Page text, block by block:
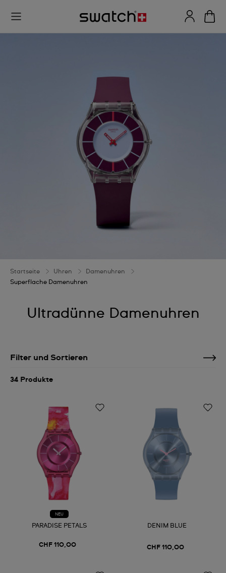
Startseite Uhren
Damenuhren
Superflache Damenuhren
Ultradünne Damenuhren
Filter und Sortieren
34 Produkte
NEU
PARADISE PETALS
CHF 110,00
DENIM BLUE
CHF 110,00